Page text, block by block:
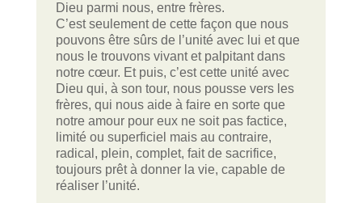
Dieu parmi nous, entre frères.
C’est seulement de cette façon que nous
pouvons être sûrs de l’unité avec lui et que
nous le trouvons vivant et palpitant dans
notre cœur. Et puis, c’est cette unité avec
Dieu qui, à son tour, nous pousse vers les
frères, qui nous aide à faire en sorte que
notre amour pour eux ne soit pas factice,
limité ou superficiel mais au contraire,
radical, plein, complet, fait de sacrifice,
toujours prêt à donner la vie, capable de
réaliser l’unité.